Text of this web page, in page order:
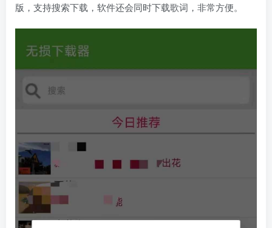
版，支持搜索下载，软件还会同时下载歌词，非常方便。